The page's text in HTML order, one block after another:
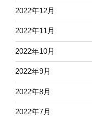
2022年12月
2022年11月
2022年10月
2022年9月
2022年8月
2022年7月